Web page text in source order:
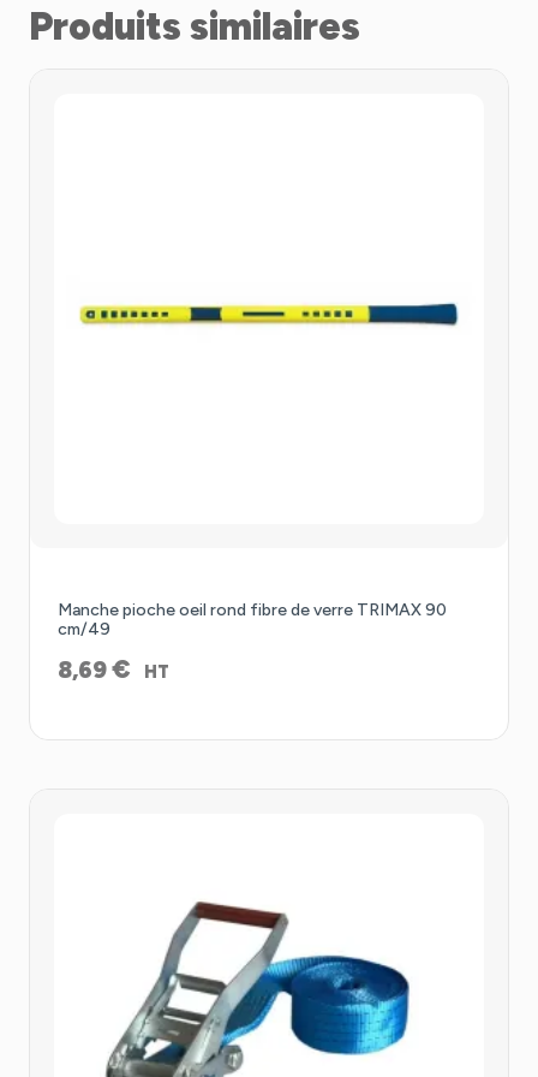
Produits similaires
Manche pioche oeil rond fibre de verre TRIMAX 90
cm/49
8,69€ HT